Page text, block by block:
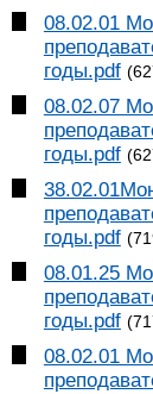
08.02.01
годы.pdf
08.02.07
годы.pdf
годы.pdf
08.01.25
годы.pdf
08.02.01